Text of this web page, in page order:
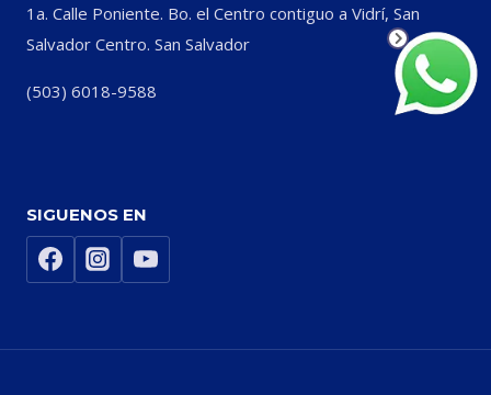
1a. Calle Poniente. Bo. el Centro contiguo a Vidrí, San
Salvador Centro. San Salvador
(503) 6018-9588
SIGUENOS EN